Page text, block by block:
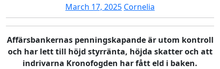
March 17, 2025March
17,
2025
Cornelia
Affärsbankernas penningskapande är utom kontroll
och har lett till höjd styrränta, höjda skatter och att
indrivarna Kronofogden har fått eld i baken.